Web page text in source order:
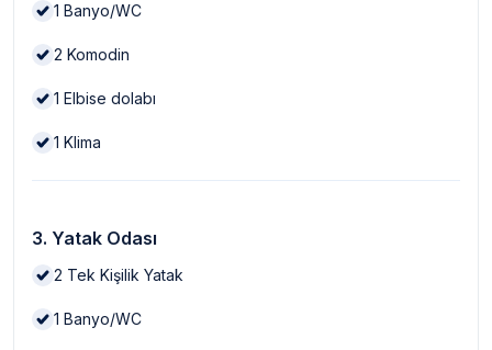
1 Banyo/WC
2 Komodin
1 Elbise dolabı
1 Klima
3. Yatak Odası
2 Tek Kişilik Yatak
1 Banyo/WC